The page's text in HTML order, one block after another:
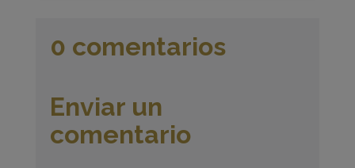
0 comentarios
Enviar un
comentario